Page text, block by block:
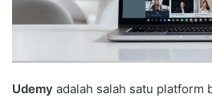
Udemy adalah salah satu platform